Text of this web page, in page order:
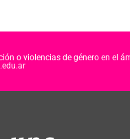
o violencias de género en el